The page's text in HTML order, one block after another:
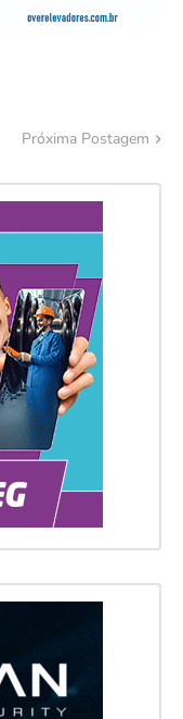
Próxima Postagem